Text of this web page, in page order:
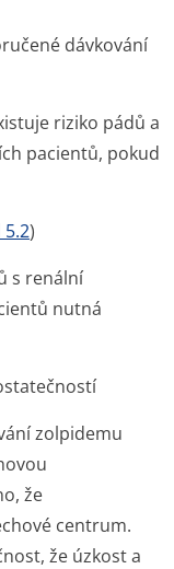
dávkování
riziko pádů a
pacientů, pokud
5.2)
s renální
nutná
zolpidemu
že
centrum.
že úzkost a